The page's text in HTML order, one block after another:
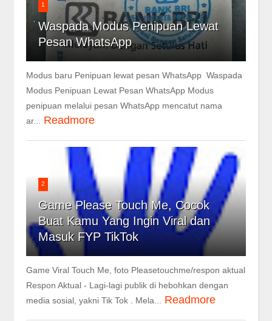
1
Waspada Modus Penipuan Lewat
Pesan WhatsApp
Modus baru Penipuan lewat pesan WhatsApp Waspada
Modus Penipuan Lewat Pesan WhatsApp Modus
penipuan melalui pesan WhatsApp mencatut nama
ar...
Readmore
2
Game Please Touch Me, Cocok
Buat Kamu Yang Ingin Viral dan
Masuk FYP TikTok
Game Viral Touch Me, foto Pleasetouchme/respon aktual
Respon Aktual - Lagi-lagi publik di hebohkan dengan
media sosial, yakni Tik Tok . Mela...
Readmore